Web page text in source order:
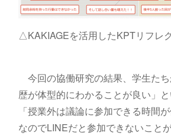
△KAKIAGEを活用したKPTリフレ
今回の協働研究の結果、学生た
歴が体型的にわかることが良い」と
「授業外は議論に参加できる時間
なのでLINEだと参加できないこと